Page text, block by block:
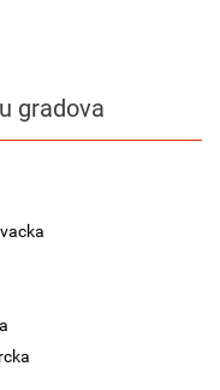
gradova